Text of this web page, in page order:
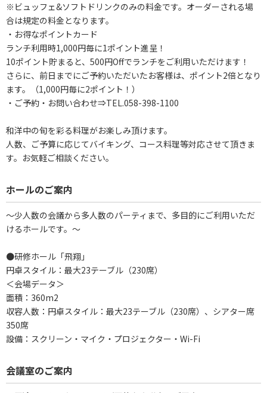
※ビュッフェ&ソフトドリンクのみの料金です。オーダーされる場
合は規定の料金となります。
・お得なポイントカード
ランチ利用時1,000円毎に1ポイント進呈！
10ポイント貯まると、500円Offでランチをご利用いただけます！
さらに、前日までにご予約いただいたお客様は、ポイント2倍となり
ます。（1,000円毎に2ポイント！）
・ご予約・お問い合わせ⇒TEL.058-398-1100
和洋中の旬を彩る料理がお楽しみ頂けます。
人数、ご予算に応じてバイキング、コース料理等対応させて頂きま
す。お気軽ご相談ください。
ホールのご案内
～少人数の会議から多人数のパーティまで、多目的にご利用いただ
けるホールです。～
●研修ホール「飛翔」
円卓スタイル：最大23テーブル（230席）
＜会場データ＞
面積：360m2
収容人数：円卓スタイル：最大23テーブル（230席）、シアター席
350席
設備：スクリーン・マイク・プロジェクター・Wi-Fi
会議室のご案内